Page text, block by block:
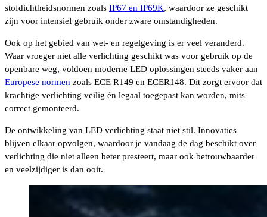
stofdichtheidsnormen zoals IP67 en IP69K, waardoor ze geschikt
zijn voor intensief gebruik onder zware omstandigheden.
Ook op het gebied van wet- en regelgeving is er veel veranderd.
Waar vroeger niet alle verlichting geschikt was voor gebruik op de
openbare weg, voldoen moderne LED oplossingen steeds vaker aan
Europese normen zoals ECE R149 en ECER148. Dit zorgt ervoor dat
krachtige verlichting veilig én legaal toegepast kan worden, mits
correct gemonteerd.
De ontwikkeling van LED verlichting staat niet stil. Innovaties
blijven elkaar opvolgen, waardoor je vandaag de dag beschikt over
verlichting die niet alleen beter presteert, maar ook betrouwbaarder
en veelzijdiger is dan ooit.